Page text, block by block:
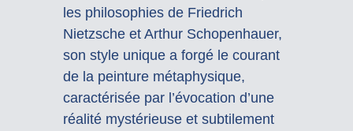
les philosophies de Friedrich
Nietzsche et Arthur Schopenhauer,
son style unique a forgé le courant
de la peinture métaphysique,
caractérisée par l’évocation d’une
réalité mystérieuse et subtilement